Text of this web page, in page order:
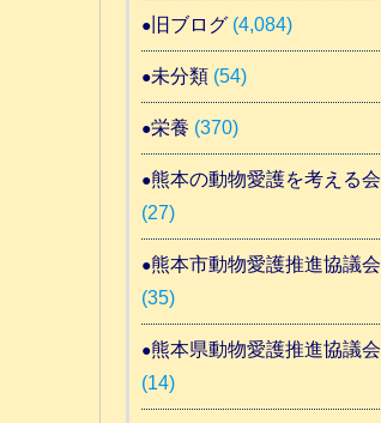
旧ブログ(4,084)
未分類(54)
栄養 (370)
熊本の動物愛護を考える会
(27)
熊本市動物愛護推進協議会
(35)
熊本県動物愛護推進協議会
(14)